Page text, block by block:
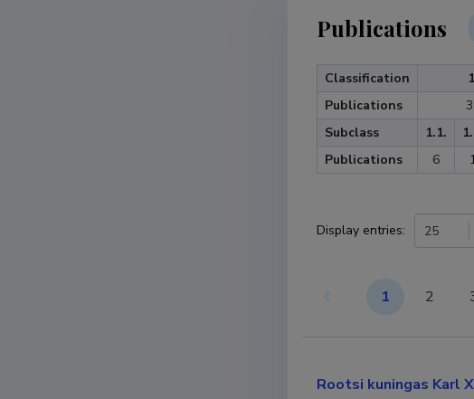
Publications
Classification
Publications
Subclass
1.1.
Publications
6
Display entries: 25
1 2
Rootsi kuningas Karl